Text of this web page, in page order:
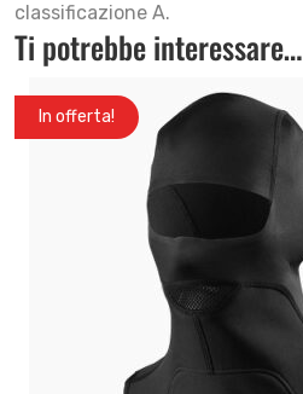
classificazione A.
Ti potrebbe interessare…
In offerta!